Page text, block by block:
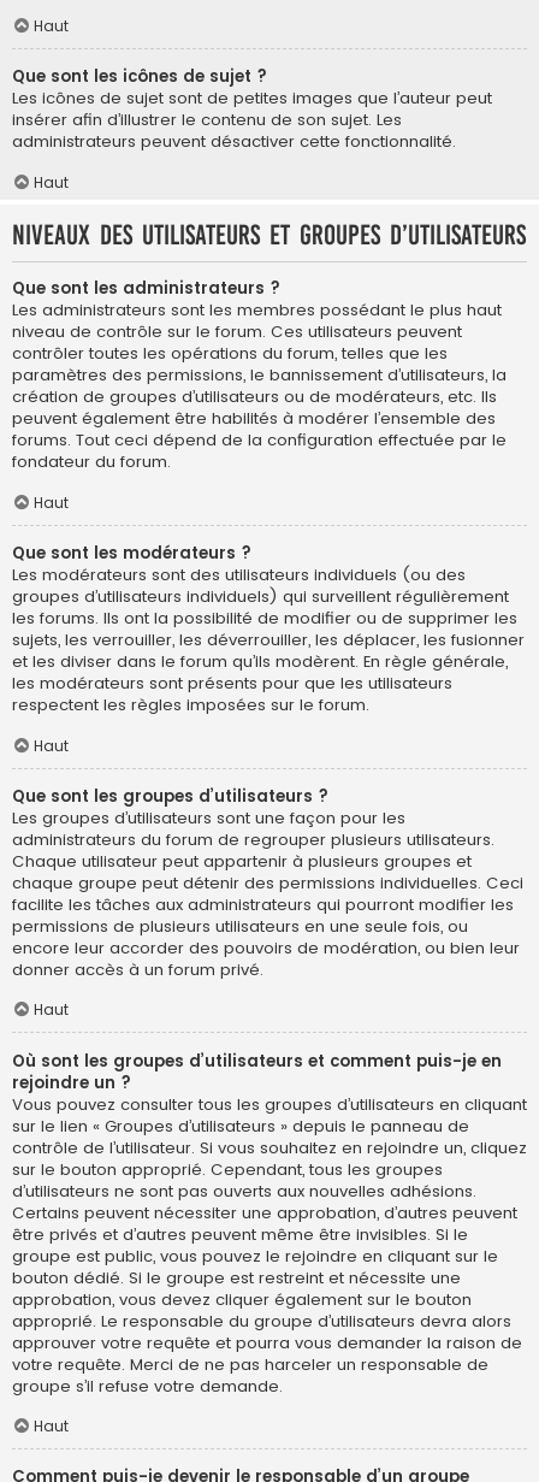
Haut
Que sont les icônes de sujet ?
Les icônes de sujet sont de petites images que l’auteur peut
insérer afin d’illustrer le contenu de son sujet. Les
administrateurs peuvent désactiver cette fonctionnalité.
Haut
Niveaux des utilisateurs et groupes d’utilisateurs
Que sont les administrateurs ?
Les administrateurs sont les membres possédant le plus haut
niveau de contrôle sur le forum. Ces utilisateurs peuvent
contrôler toutes les opérations du forum, telles que les
paramètres des permissions, le bannissement d’utilisateurs, la
création de groupes d’utilisateurs ou de modérateurs, etc. Ils
peuvent également être habilités à modérer l’ensemble des
forums. Tout ceci dépend de la configuration effectuée par le
fondateur du forum.
Haut
Que sont les modérateurs ?
Les modérateurs sont des utilisateurs individuels (ou des
groupes d’utilisateurs individuels) qui surveillent régulièrement
les forums. Ils ont la possibilité de modifier ou de supprimer les
sujets, les verrouiller, les déverrouiller, les déplacer, les fusionner
et les diviser dans le forum qu’ils modèrent. En règle générale,
les modérateurs sont présents pour que les utilisateurs
respectent les règles imposées sur le forum.
Haut
Que sont les groupes d’utilisateurs ?
Les groupes d’utilisateurs sont une façon pour les
administrateurs du forum de regrouper plusieurs utilisateurs.
Chaque utilisateur peut appartenir à plusieurs groupes et
chaque groupe peut détenir des permissions individuelles. Ceci
facilite les tâches aux administrateurs qui pourront modifier les
permissions de plusieurs utilisateurs en une seule fois, ou
encore leur accorder des pouvoirs de modération, ou bien leur
donner accès à un forum privé.
Haut
Où sont les groupes d’utilisateurs et comment puis-je en
rejoindre un ?
Vous pouvez consulter tous les groupes d’utilisateurs en cliquant
sur le lien « Groupes d’utilisateurs » depuis le panneau de
contrôle de l’utilisateur. Si vous souhaitez en rejoindre un, cliquez
sur le bouton approprié. Cependant, tous les groupes
d’utilisateurs ne sont pas ouverts aux nouvelles adhésions.
Certains peuvent nécessiter une approbation, d’autres peuvent
être privés et d’autres peuvent même être invisibles. Si le
groupe est public, vous pouvez le rejoindre en cliquant sur le
bouton dédié. Si le groupe est restreint et nécessite une
approbation, vous devez cliquer également sur le bouton
approprié. Le responsable du groupe d’utilisateurs devra alors
approuver votre requête et pourra vous demander la raison de
votre requête. Merci de ne pas harceler un responsable de
groupe s’il refuse votre demande.
Haut
Comment puis-je devenir le responsable d’un groupe